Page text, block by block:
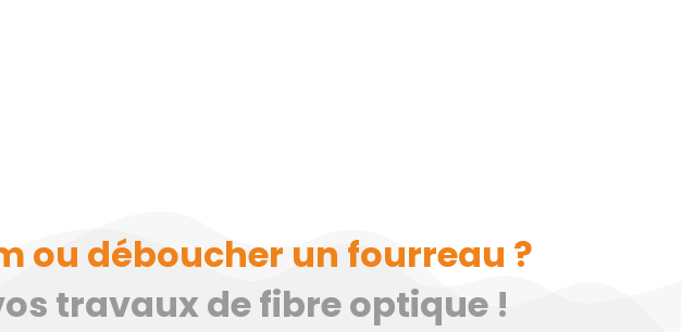
ou déboucher un fourreau ?
travaux de fibre optique !